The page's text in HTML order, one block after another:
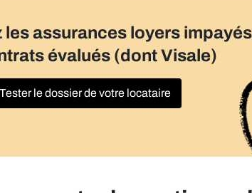
les assurances loyers impayés
évalués (dont Visale)
Tester le dossier de votre locataire